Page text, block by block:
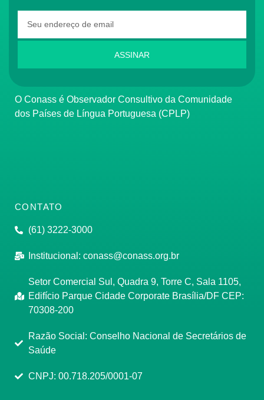
ASSINAR
O Conass é Observador Consultivo da Comunidade
dos Países de Língua Portuguesa (CPLP)
CONTATO
(61) 3222-3000
Institucional: conass@conass.org.br
Setor Comercial Sul, Quadra 9, Torre C, Sala 1105,
Edifício Parque Cidade Corporate Brasília/DF CEP:
70308-200
Razão Social: Conselho Nacional de Secretários de
Saúde
CNPJ: 00.718.205/0001-07